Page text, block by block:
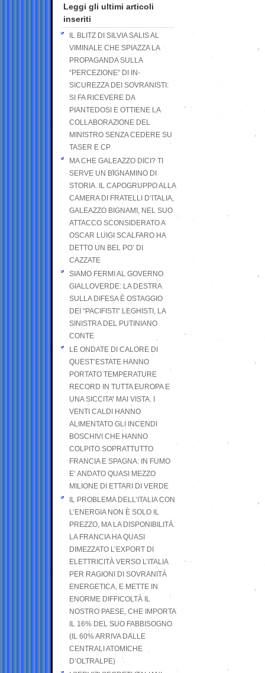
Leggi gli ultimi articoli
inseriti
IL BLITZ DI SILVIA SALIS AL
VIMINALE CHE SPIAZZA LA
PROPAGANDA SULLA
“PERCEZIONE” DI IN-
SICUREZZA DEI SOVRANISTI:
SI FA RICEVERE DA
PIANTEDOSI E OTTIENE LA
COLLABORAZIONE DEL
MINISTRO SENZA CEDERE SU
TASER E CP
MA CHE GALEAZZO DICI? TI
SERVE UN BIGNAMINO DI
STORIA. IL CAPOGRUPPO ALLA
CAMERA DI FRATELLI D’ITALIA,
GALEAZZO BIGNAMI, NEL SUO
ATTACCO SCONSIDERATO A
OSCAR LUIGI SCALFARO HA
DETTO UN BEL PO’ DI
CAZZATE
SIAMO FERMI AL GOVERNO
GIALLOVERDE: LA DESTRA
SULLA DIFESA È OSTAGGIO
DEI “PACIFISTI” LEGHISTI, LA
SINISTRA DEL PUTINIANO
CONTE
LE ONDATE DI CALORE DI
QUEST’ESTATE HANNO
PORTATO TEMPERATURE
RECORD IN TUTTA EUROPA E
UNA SICCITA’ MAI VISTA. I
VENTI CALDI HANNO
ALIMENTATO GLI INCENDI
BOSCHIVI CHE HANNO
COLPITO SOPRATTUTTO
FRANCIA E SPAGNA: IN FUMO
E’ ANDATO QUASI MEZZO
MILIONE DI ETTARI DI VERDE
IL PROBLEMA DELL’ITALIA CON
L’ENERGIA NON È SOLO IL
PREZZO, MA LA DISPONIBILITÀ.
LA FRANCIA HA QUASI
DIMEZZATO L’EXPORT DI
ELETTRICITÀ VERSO L’ITALIA
PER RAGIONI DI SOVRANITÀ
ENERGETICA, E METTE IN
ENORME DIFFICOLTÀ IL
NOSTRO PAESE, CHE IMPORTA
IL 16% DEL SUO FABBISOGNO
(IL 60% ARRIVA DALLE
CENTRALI ATOMICHE
D’OLTRALPE)